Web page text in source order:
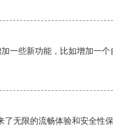
一些新功能，比如增加一个
无限的流畅体验和安全性保